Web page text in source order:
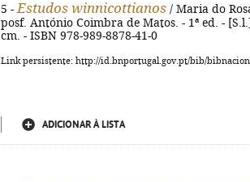
5 - Estudos winnicottianos / Maria do
posf. António Coimbra de Matos. - 1ª ed. -
cm. - ISBN 978-989-8878-41-0
Link persistente: http://id.bnportugal.gov.pt/bib/
ADICIONAR À LISTA